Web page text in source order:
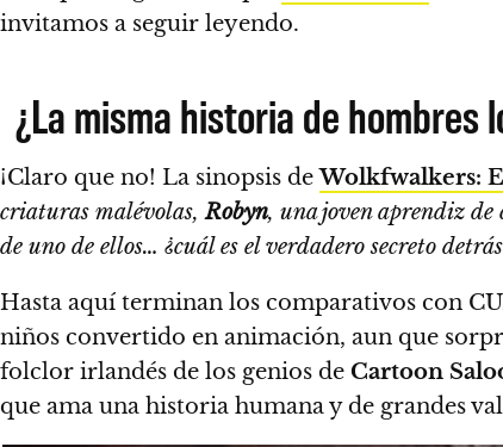
invitamos a seguir leyendo.
¿La misma historia de hombres
¡Claro que no! La sinopsis deWolkfwalkers:
criaturas malévolas,Robyn, una joven aprendiz
de uno de ellos… ¿cuál es el verdadero secreto
Hasta aquí terminan los comparativos con
niños convertido en animación, aun que
folclor irlandés de los genios de Cartoon
que ama una historia humana y de grandes